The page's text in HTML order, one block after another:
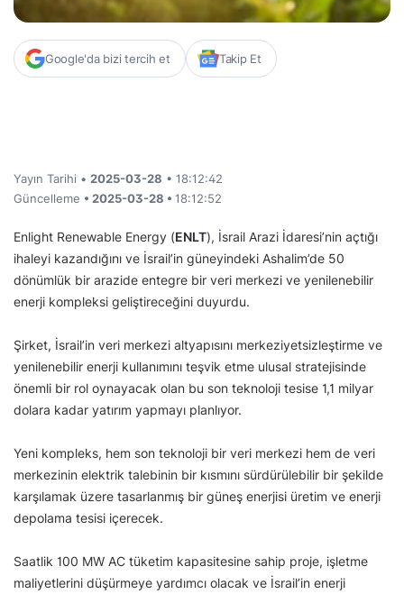
Google'da bizi tercih et Takip Et
Yayın Tarihi • 2025-03-28 • 18:12:42
Güncelleme • 2025-03-28 • 18:12:52
Enlight Renewable Energy (ENLT), İsrail Arazi İdaresi’nin açtığı
ihaleyi kazandığını ve İsrail’in güneyindeki Ashalim’de 50
dönümlük bir arazide entegre bir veri merkezi ve yenilenebilir
enerji kompleksi geliştireceğini duyurdu.
Şirket, İsrail’in veri merkezi altyapısını merkeziyetsizleştirme ve
yenilenebilir enerji kullanımını teşvik etme ulusal stratejisinde
önemli bir rol oynayacak olan bu son teknoloji tesise 1,1 milyar
dolara kadar yatırım yapmayı planlıyor.
Yeni kompleks, hem son teknoloji bir veri merkezi hem de veri
merkezinin elektrik talebinin bir kısmını sürdürülebilir bir şekilde
karşılamak üzere tasarlanmış bir güneş enerjisi üretim ve enerji
depolama tesisi içerecek.
Saatlik 100 MW AC tüketim kapasitesine sahip proje, işletme
maliyetlerini düşürmeye yardımcı olacak ve İsrail’in enerji